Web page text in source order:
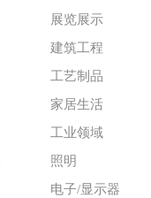
展览展示
建筑工程
工艺制品
家居生活
工业领域
照明
电子/显示器